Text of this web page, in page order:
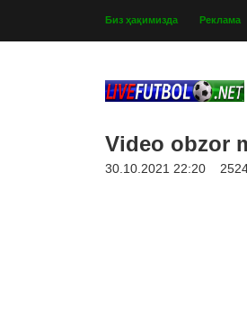
Биз ҳақимизда Реклама
Video obzor
30.10.2021 22:20